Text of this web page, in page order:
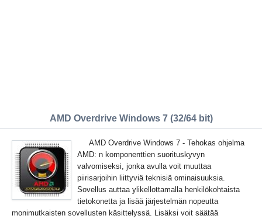
AMD Overdrive Windows 7 (32/64 bit)
AMD Overdrive Windows 7 - Tehokas ohjelma
AMD: n komponenttien suorituskyvyn
valvomiseksi, jonka avulla voit muuttaa
piirisarjoihin liittyviä teknisiä ominaisuuksia.
Sovellus auttaa ylikellottamalla henkilökohtaista
tietokonetta ja lisää järjestelmän nopeutta
monimutkaisten sovellusten käsittelyssä. Lisäksi voit säätää